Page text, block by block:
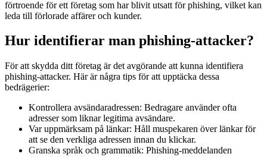
förtroende för ett företag som har blivit utsatt för phishing, vilket kan
leda till förlorade affärer och kunder.
Hur identifierar man phishing-attacker?
För att skydda ditt företag är det avgörande att kunna identifiera
phishing-attacker. Här är några tips för att upptäcka dessa
bedrägerier:
Kontrollera avsändaradressen: Bedragare använder ofta
adresser som liknar legitima avsändare.
Var uppmärksam på länkar: Håll muspekaren över länkar för
att se den verkliga adressen innan du klickar.
Granska språk och grammatik: Phishing-meddelanden